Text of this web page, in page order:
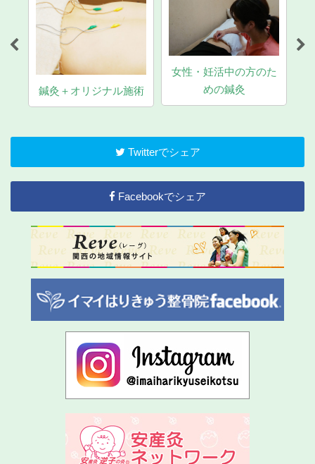
鍼灸＋オリジナル施術
女性・妊活中の方のた
めの鍼灸
Twitterでシェア
Facebookでシェア